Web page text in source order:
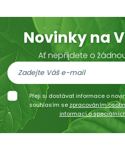
Novinky na
Ať nepřijdete o
Přeji si dostávat informace o
souhlasím se zpracováním
informací o